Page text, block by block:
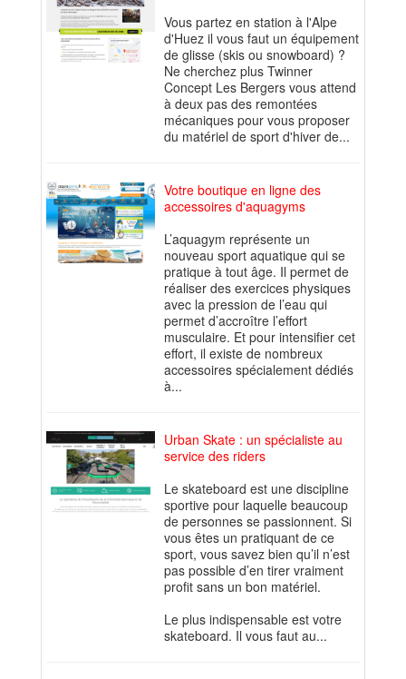
Vous partez en station à l'Alpe
d'Huez il vous faut un équipement
de glisse (skis ou snowboard) ?
Ne cherchez plus Twinner
Concept Les Bergers vous attend
à deux pas des remontées
mécaniques pour vous proposer
du matériel de sport d'hiver de...
Votre boutique en ligne des
accessoires d'aquagyms
L’aquagym représente un
nouveau sport aquatique qui se
pratique à tout âge. Il permet de
réaliser des exercices physiques
avec la pression de l’eau qui
permet d’accroître l’effort
musculaire. Et pour intensifier cet
effort, il existe de nombreux
accessoires spécialement dédiés
à...
Urban Skate : un spécialiste au
service des riders
Le skateboard est une discipline
sportive pour laquelle beaucoup
de personnes se passionnent. Si
vous êtes un pratiquant de ce
sport, vous savez bien qu’il n’est
pas possible d’en tirer vraiment
profit sans un bon matériel.
Le plus indispensable est votre
skateboard. Il vous faut au...